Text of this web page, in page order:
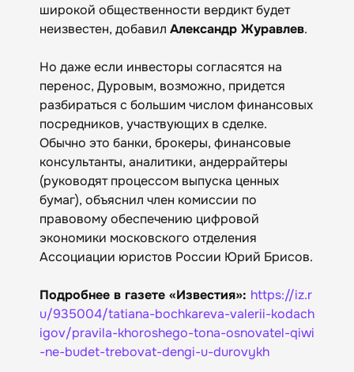
широкой общественности вердикт будет
неизвестен, добавил Александр Журавлев.
Но даже если инвесторы согласятся на
перенос, Дуровым, возможно, придется
разбираться с большим числом финансовых
посредников, участвующих в сделке.
Обычно это банки, брокеры, финансовые
консультанты, аналитики, андеррайтеры
(руководят процессом выпуска ценных
бумаг), объяснил член комиссии по
правовому обеспечению цифровой
экономики московского отделения
Ассоциации юристов России Юрий Брисов.
Подробнее в газете «Известия»: https://iz.r
u/935004/tatiana-bochkareva-valerii-kodach
igov/pravila-khoroshego-tona-osnovatel-qiwi
-ne-budet-trebovat-dengi-u-durovykh